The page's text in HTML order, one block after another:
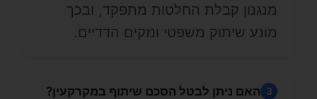
מנגנון קבלת החלטות מתפקד, ובכך
מונע שיתוק משפטי ונזקים הדדיים.
3 האם ניתן לבטל הסכם שיתוף במקרקעין?